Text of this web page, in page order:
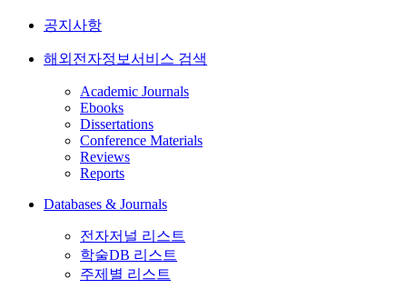
공지사항
해외전자정보서비스 검색
Academic Journals
Ebooks
Dissertations
Conference Materials
Reviews
Reports
Databases & Journals
전자저널 리스트
학술DB 리스트
주제별 리스트